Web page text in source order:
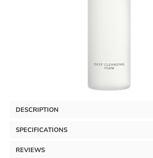
DESCRIPTION
SPECIFICATIONS
REVIEWS